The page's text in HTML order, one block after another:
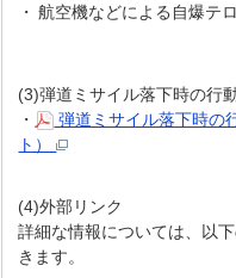
・ 航空機などによる自爆テロ
(3)弾道ミサイル落下時の行
・
弾道ミサイル落下時の
ト）
(4)外部リンク
詳細な情報については、以
きます。